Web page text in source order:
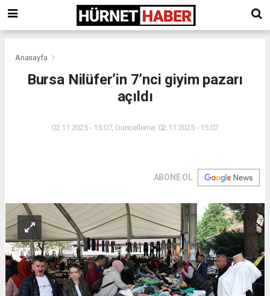
Anasayfa
Bursa Nilüfer’in 7’nci giyim pazarı
açıldı
02.11.2025 - 15:07, Güncelleme: 02.11.2025 - 15:07
ABONE OL